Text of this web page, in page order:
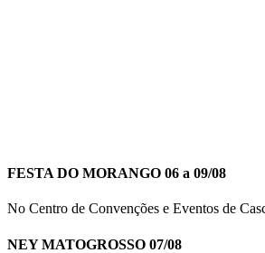
FESTA DO MORANGO 06 a 09/08
No Centro de Convenções e Eventos de
NEY MATOGROSSO 07/08